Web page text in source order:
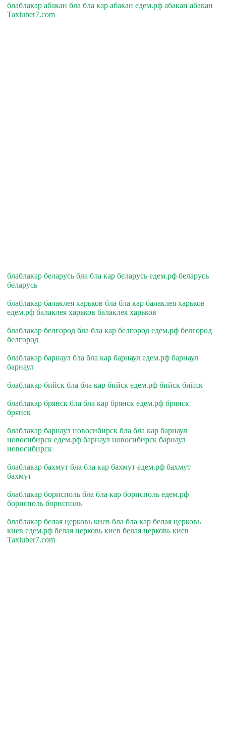
блаблакар абакан бла бла кар абакан едем.рф абакан абакан
Taxiuber7.com
блаблакар беларусь бла бла кар беларусь едем.рф беларусь
беларусь
блаблакар балаклея харьков бла бла кар балаклея харьков
едем.рф балаклея харьков балаклея харьков
блаблакар белгород бла бла кар белгород едем.рф белгород
белгород
блаблакар барнаул бла бла кар барнаул едем.рф барнаул
барнаул
блаблакар бийск бла бла кар бийск едем.рф бийск бийск
блаблакар брянск бла бла кар брянск едем.рф брянск
брянск
блаблакар барнаул новосибирск бла бла кар барнаул
новосибирск едем.рф барнаул новосибирск барнаул
новосибирск
блаблакар бахмут бла бла кар бахмут едем.рф бахмут
бахмут
блаблакар борисполь бла бла кар борисполь едем.рф
борисполь борисполь
блаблакар белая церковь киев бла бла кар белая церковь
киев едем.рф белая церковь киев белая церковь киев
Taxiuber7.com